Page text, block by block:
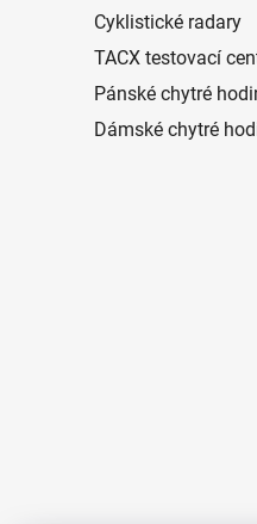
Cyklistické radary
TACX testovací
Pánské chytré
Dámské chytré